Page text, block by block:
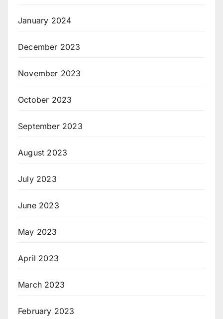
January 2024
December 2023
November 2023
October 2023
September 2023
August 2023
July 2023
June 2023
May 2023
April 2023
March 2023
February 2023